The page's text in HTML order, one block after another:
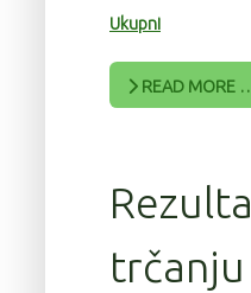
Ukupni
READ MORE
trčanju